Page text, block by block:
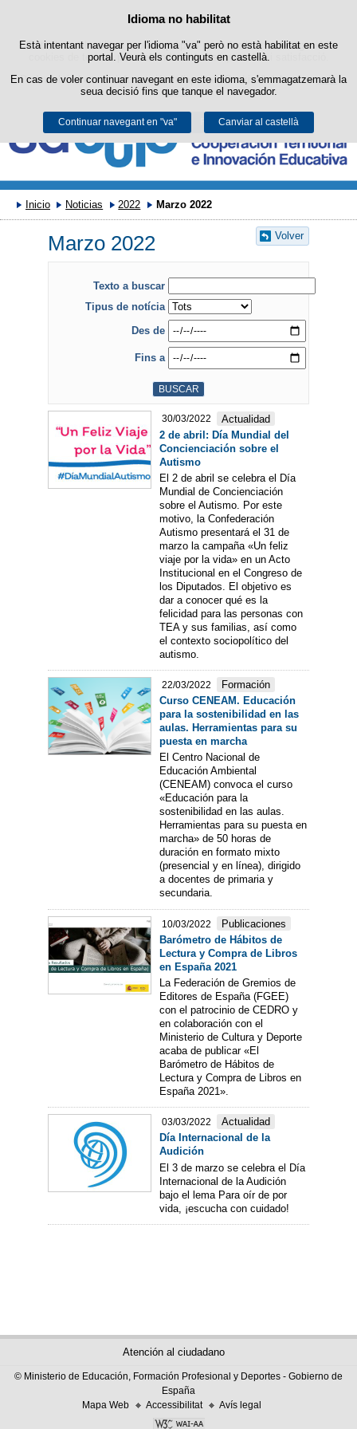
Política de cookies
Este lloc web utilitza cookies pròpies per a facilitar la navegació i
cookies de tercers per a obtindre estadístiques d'ús i satisfacció.
Podeu obtindre més informació en l'apartat "Cookies" del nostreavís
legal.
Acceptar Rebutjar
Idioma no habilitat
Està intentant navegar per l'idioma "va" però no està habilitat en este
portal. Veurà els continguts en castellà.
En cas de voler continuar navegant en este idioma, s'emmagatzemarà la
seua decisió fins que tanque el navegador.
Continuar navegant en "va" Canviar al castellà
Passar al contingut
Inicio Noticias 2022 Marzo 2022
Volver
Marzo 2022
Texto a buscar
Tipus de notícia
Des de
Fins a
30/03/2022
Actualidad
2 de abril: Día Mundial del
Concienciación sobre el
Autismo
El 2 de abril se celebra el Día
Mundial de Concienciación
sobre el Autismo. Por este
motivo, la Confederación
Autismo presentará el 31 de
marzo la campaña «Un feliz
viaje por la vida» en un Acto
Institucional en el Congreso de
los Diputados. El objetivo es
dar a conocer qué es la
felicidad para las personas con
TEA y sus familias, así como
el contexto sociopolítico del
autismo.
22/03/2022
Formación
Curso CENEAM. Educación
para la sostenibilidad en las
aulas. Herramientas para su
puesta en marcha
El Centro Nacional de
Educación Ambiental
(CENEAM) convoca el curso
«Educación para la
sostenibilidad en las aulas.
Herramientas para su puesta en
marcha» de 50 horas de
duración en formato mixto
(presencial y en línea), dirigido
a docentes de primaria y
secundaria.
10/03/2022
Publicaciones
Barómetro de Hábitos de
Lectura y Compra de Libros
en España 2021
La Federación de Gremios de
Editores de España (FGEE)
con el patrocinio de CEDRO y
en colaboración con el
Ministerio de Cultura y Deporte
acaba de publicar «El
Barómetro de Hábitos de
Lectura y Compra de Libros en
España 2021».
03/03/2022
Actualidad
Día Internacional de la
Audición
El 3 de marzo se celebra el Día
Internacional de la Audición
bajo el lema Para oír de por
vida, ¡escucha con cuidado!
Atención al ciudadano
© Ministerio de Educación, Formación Profesional y Deportes - Gobierno de
España
Mapa Web
Accessibilitat Avís legal